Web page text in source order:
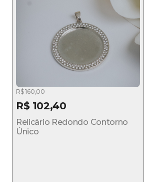
R$ 160,00
R$ 102,40
Relicário Redondo Contorno
Único